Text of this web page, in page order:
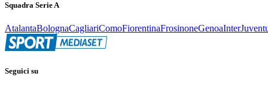
Squadra Serie A
AtalantaBolognaCagliariComoFiorentinaFrosinoneGenoaInter
Seguici su